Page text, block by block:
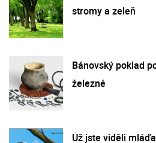
stromy a zeleň
Bánovský poklad
železné
Už jste viděli